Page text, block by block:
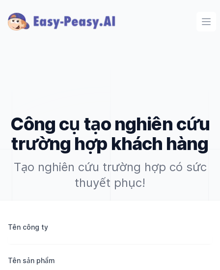
Công cụ tạo nghiên cứu
trường hợp khách hàng
Tạo nghiên cứu trường hợp có sức
thuyết phục!
Tên công ty
Tên sản phẩm